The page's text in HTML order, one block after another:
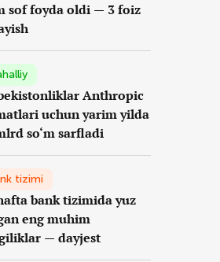
sof foyda oldi — 3 foiz
Anthropic
uchun yarim yilda
so‘m sarfladi
tizimi
bank tizimida yuz
eng muhim
— dayjest